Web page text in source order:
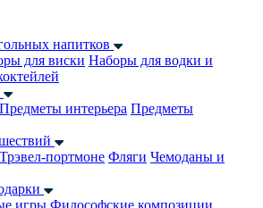
напитков
для виски Наборы для водки и
Предметы интерьера Предметы
Трэвел-портмоне Фляги Чемоданы и
игры Философские композиции